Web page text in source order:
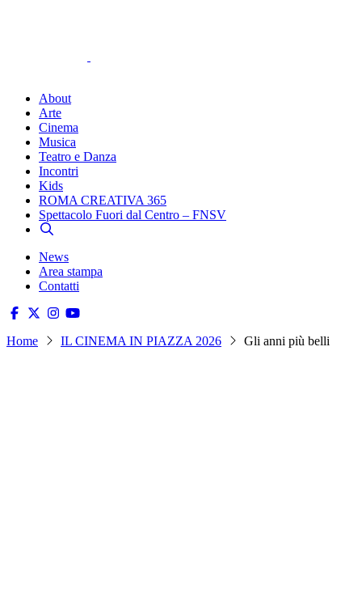
About
Arte
Cinema
Musica
Teatro e Danza
Incontri
Kids
ROMA CREATIVA 365
Spettacolo Fuori dal Centro – FNSV
News
Area stampa
Contatti
Home IL CINEMA IN PIAZZA 2026 Gli anni più belli